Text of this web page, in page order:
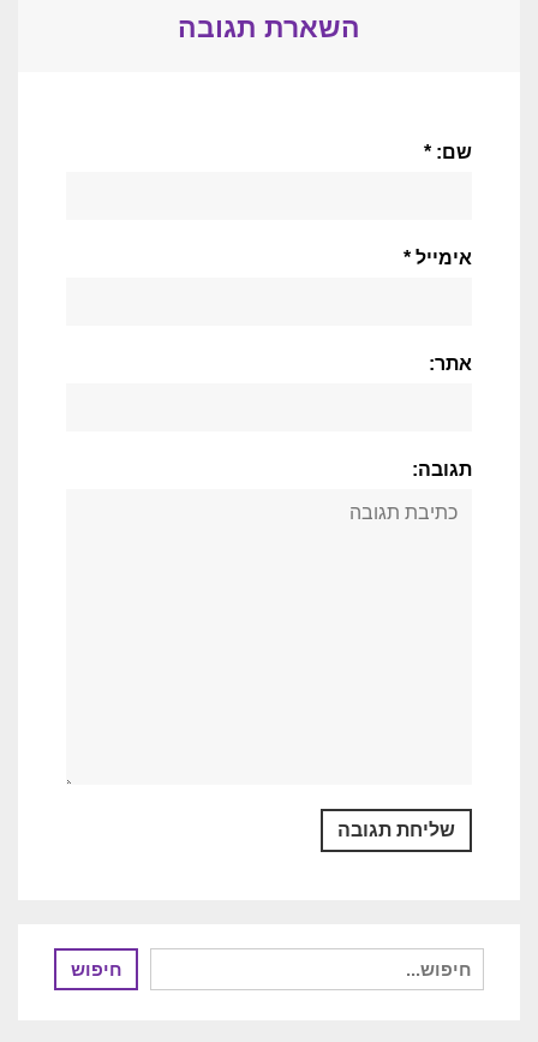
השארת תגובה
שם: *
אימייל *
אתר:
תגובה:
חיפוש
עבור:
חיפוש